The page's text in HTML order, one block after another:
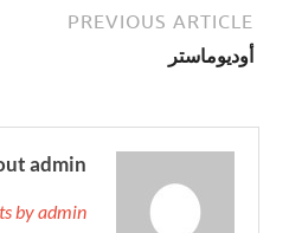
PREVIOUS ARTICLE
أوديوماستر
admin
by admin →